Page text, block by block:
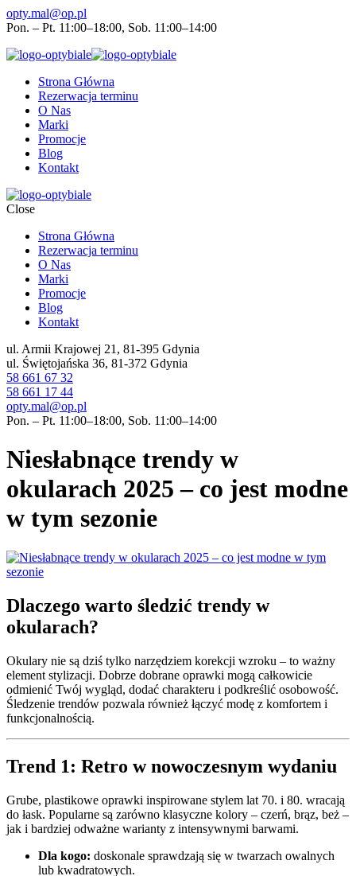
opty.mal@op.pl
Pon. – Pt. 11:00–18:00, Sob. 11:00–14:00
Strona Główna
Rezerwacja terminu
O Nas
Marki
Promocje
Blog
Kontakt
Close
Strona Główna
Rezerwacja terminu
O Nas
Marki
Promocje
Blog
Kontakt
ul. Armii Krajowej 21, 81-395 Gdynia
ul. Świętojańska 36, 81-372 Gdynia
58 661 67 32
58 661 17 44
opty.mal@op.pl
Pon. – Pt. 11:00–18:00, Sob. 11:00–14:00
Niesłabnące trendy w
okularach 2025 – co jest modne
w tym sezonie
Dlaczego warto śledzić trendy w
okularach?
Okulary nie są dziś tylko narzędziem korekcji wzroku – to ważny
element stylizacji. Dobrze dobrane oprawki mogą całkowicie
odmienić Twój wygląd, dodać charakteru i podkreślić osobowość.
Śledzenie trendów pozwala również łączyć modę z komfortem i
funkcjonalnością.
Trend 1: Retro w nowoczesnym wydaniu
Grube, plastikowe oprawki inspirowane stylem lat 70. i 80. wracają
do łask. Popularne są zarówno klasyczne kolory – czerń, brąz, beż –
jak i bardziej odważne warianty z intensywnymi barwami.
Dla kogo: doskonale sprawdzają się w twarzach owalnych
lub kwadratowych.